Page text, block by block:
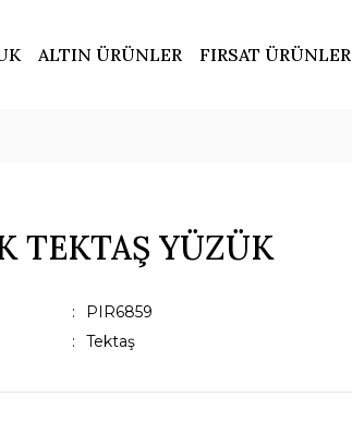
ALTIN ÜRÜNLER FIRSAT ÜRÜNLER
TEKTAŞ YÜZÜK
PIR6859
Tektaş